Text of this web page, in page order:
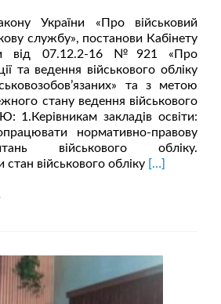
України «Про військовий
службу», постанови Кабінету
від 07.12.2-16 №921 «Про
та ведення військового обліку
та з метою
стану ведення військового
закладів освіти:
нормативно-правову
військового обліку.
стан військового обліку Читати
обліку
у
[…]